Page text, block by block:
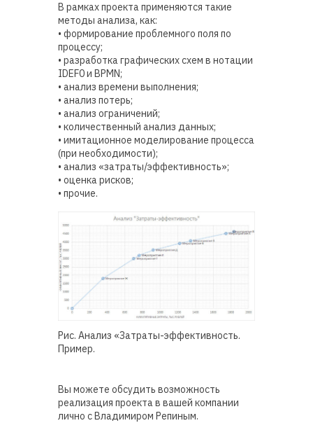
В рамках проекта применяются такие
методы анализа, как:
• формирование проблемного поля по
процессу;
• разработка графических схем в нотации
IDEF0 и BPMN;
• анализ времени выполнения;
• анализ потерь;
• анализ ограничений;
• количественный анализ данных;
• имитационное моделирование процесса
(при необходимости);
• анализ «затраты/эффективность»;
• оценка рисков;
• прочие.
Рис. Анализ «Затраты-эффективность.
Пример.
Вы можете обсудить возможность
реализация проекта в вашей компании
лично с Владимиром Репиным.